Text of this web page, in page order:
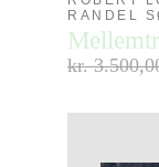
RANDEL
kr.